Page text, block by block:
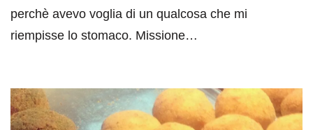
perchè avevo voglia di un qualcosa che mi
riempisse lo stomaco. Missione…